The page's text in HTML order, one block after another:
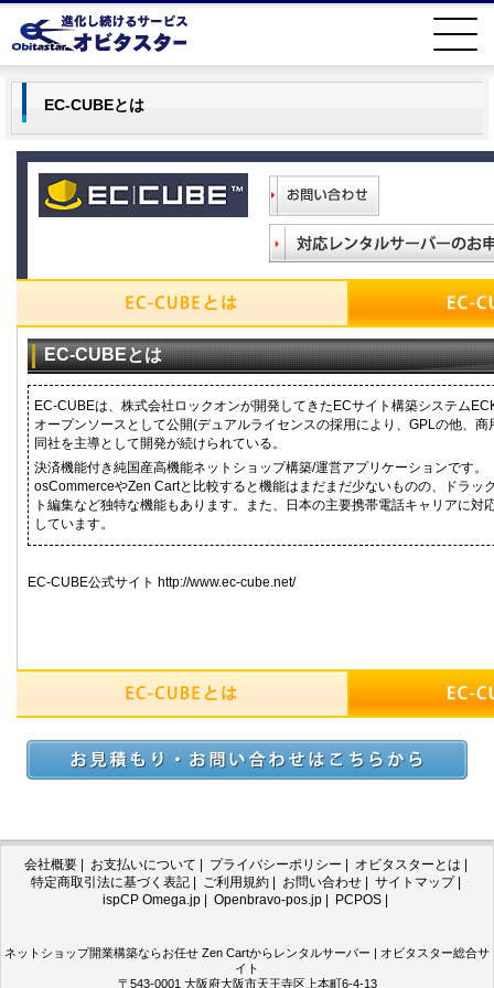
EC-CUBEとは
EC-CUBEとは
EC-CUBEは、株式会社ロックオンが開発してきたECサイト構築システム
オープンソースとして公開(デュアルライセンスの採用により、GPLの他、
同社を主導として開発が続けられている。
決済機能付き純国産高機能ネットショップ構築/運営アプリケーションです。
osCommerceやZen Cartと比較すると機能はまだまだ少ないものの、ドラッ
ト編集など独特な機能もあります。また、日本の主要携帯電話キャリアに対
しています。
EC-CUBE公式サイト http://www.ec-cube.net/
会社概要| お支払いについて プライバシーポリシー オビタスターとは
特定商取引法に基づく表記| ご利用規約| お問い合わせ| サイトマップ|
ispCP Omega.jp
Openbravo-pos.jp PCPOS
ネットショップ開業構築ならお任せ Zen Cartからレンタルサーバー | オビタスター総合サ
イト
〒543-0001 大阪府大阪市天王寺区上本町6-4-13